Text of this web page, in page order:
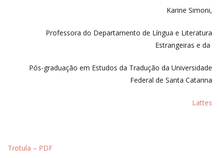
Karine Simoni,
Professora do Departamento de Língua e Literatura
Estrangeiras e da
Pós-graduação em Estudos da Tradução da Universidade
Federal de Santa Catarina
Lattes
Trotula – PDF